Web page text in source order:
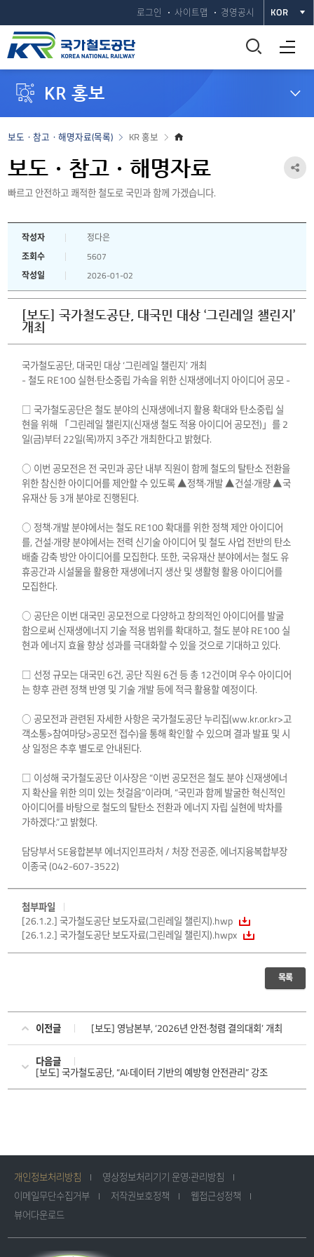
로그인 사이트맵 경영공시 KOR
통
합
기
전체메뉴 열기
KR 홍보
로
KR 홍보
보도ㆍ참고ㆍ해명자료(목록)
보도ㆍ참고ㆍ해명자료
빠르고 안전하고 쾌적한 철도로 국민과 함께 가겠습니다.
공
작성자
정다은
조회수
5607
작성일
2026-01-02
[보도] 국가철도공단, 대국민 대상 ‘그린레일 챌린지’
개최
국가철도공단, 대국민 대상 ‘그린레일 챌린지’ 개최
- 철도 RE100 실현·탄소중립 가속을 위한 신재생에너지 아이디어 공모 -
□ 국가철도공단은 철도 분야의 신재생에너지 활용 확대와 탄소중립 실
현을 위해 「그린레일 챌린지(신재생 철도 적용 아이디어 공모전)」를 2
일(금)부터 22일(목)까지 3주간 개최한다고 밝혔다.
○ 이번 공모전은 전 국민과 공단 내부 직원이 함께 철도의 탈탄소 전환을
위한 참신한 아이디어를 제안할 수 있도록 ▲정책·개발 ▲건설·개량 ▲국
유재산 등 3개 분야로 진행된다.
○ 정책·개발 분야에서는 철도 RE100 확대를 위한 정책 제안 아이디어
를, 건설·개량 분야에서는 전력 신기술 아이디어 및 철도 사업 전반의 탄소
배출 감축 방안 아이디어를 모집한다. 또한, 국유재산 분야에서는 철도 유
휴공간과 시설물을 활용한 재생에너지 생산 및 생활형 활용 아이디어를
모집한다.
○ 공단은 이번 대국민 공모전으로 다양하고 창의적인 아이디어를 발굴
함으로써 신재생에너지 기술 적용 범위를 확대하고, 철도 분야 RE100 실
현과 에너지 효율 향상 성과를 극대화할 수 있을 것으로 기대하고 있다.
□ 선정 규모는 대국민 6건, 공단 직원 6건 등 총 12건이며 우수 아이디어
는 향후 관련 정책 반영 및 기술 개발 등에 적극 활용할 예정이다.
○ 공모전과 관련된 자세한 사항은 국가철도공단 누리집(ww.kr.or.kr>고
객소통>참여마당>공모전 접수)을 통해 확인할 수 있으며 결과 발표 및 시
상 일정은 추후 별도로 안내된다.
□ 이성해 국가철도공단 이사장은 “이번 공모전은 철도 분야 신재생에너
지 확산을 위한 의미 있는 첫걸음”이라며, “국민과 함께 발굴한 혁신적인
아이디어를 바탕으로 철도의 탈탄소 전환과 에너지 자립 실현에 박차를
가하겠다.”고 밝혔다.
담당부서 SE융합본부 에너지인프라처 / 처장 전공준, 에너지융복합부장
이종국 (042-607-3522)
첨부파일
[26.1.2.] 국가철도공단 보도자료(그린레일 챌린지).hwp
[26.1.2.] 국가철도공단 보도자료(그린레일 챌린지).hwpx
목록
이전글 [보도] 영남본부, ‘2026년 안전·청렴 결의대회’ 개최
다음글
[보도] 국가철도공단, “AI·데이터 기반의 예방형 안전관리” 강조
개인정보처리방침
영상정보처리기기 운영·관리방침
이메일무단수집거부
저작권보호정책
웹접근성정책
뷰어다운로드